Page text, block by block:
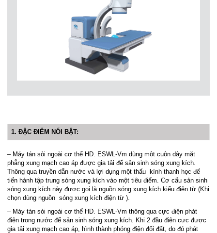
1. ĐẶC ĐIỂM NỔI BẬT:
– Máy tán sỏi ngoài cơ thể HD. ESWL-Vm dùng một cuộn dây mặt
phẳng xung mạch cao áp được gia tải để sản sinh sóng xung kích.
Thông qua truyền dẫn nước và lợi dụng một thấu kính thanh học để
tiến hành tập trung sóng xung kích vào một tiêu điểm. Cơ cấu sản sinh
sóng xung kích này được gọi là nguồn sóng xung kích kiểu điện từ (Khi
chọn dùng nguồn sóng xung kích điện từ ).
– Máy tán sỏi ngoài cơ thể HD. ESWL-Vm thông qua cực điện phát
điện trong nước để sản sinh sóng xung kích. Khi 2 đầu điện cực được
gia tải xung mạch cao áp, hình thành phóng điện đối đất, do đó phát